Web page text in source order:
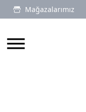
Mağazalarımız